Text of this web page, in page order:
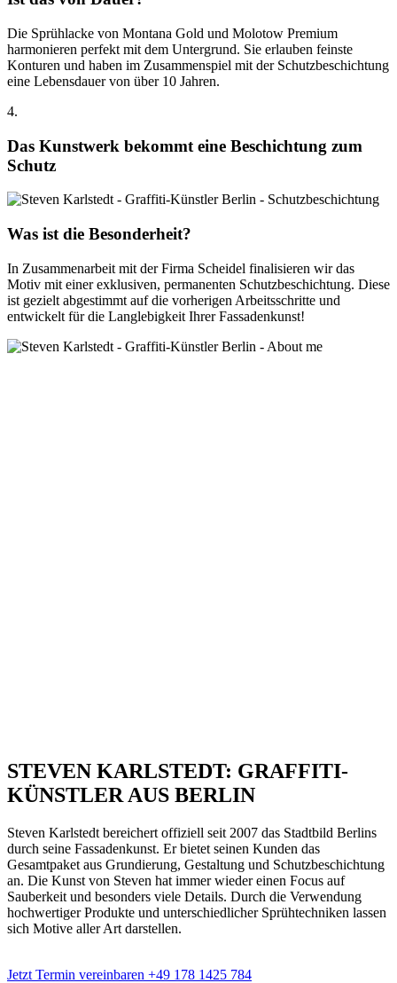
Die Sprühlacke von Montana Gold und Molotow Premium
harmonieren perfekt mit dem Untergrund. Sie erlauben feinste
Konturen und haben im Zusammenspiel mit der Schutzbeschichtung
eine Lebensdauer von über 10 Jahren.
4.
Das Kunstwerk bekommt eine Beschichtung zum
Schutz
Was ist die Besonderheit?
In Zusammenarbeit mit der Firma Scheidel finalisieren wir das
Motiv mit einer exklusiven, permanenten Schutzbeschichtung. Diese
ist gezielt abgestimmt auf die vorherigen Arbeitsschritte und
entwickelt für die Langlebigkeit Ihrer Fassadenkunst!
STEVEN KARLSTEDT: GRAFFITI-
KÜNSTLER AUS BERLIN
Steven Karlstedt bereichert offiziell seit 2007 das Stadtbild Berlins
durch seine Fassadenkunst. Er bietet seinen Kunden das
Gesamtpaket aus Grundierung, Gestaltung und Schutzbeschichtung
an. Die Kunst von Steven hat immer wieder einen Focus auf
Sauberkeit und besonders viele Details. Durch die Verwendung
hochwertiger Produkte und unterschiedlicher Sprühtechniken lassen
sich Motive aller Art darstellen.
Jetzt Termin vereinbaren +49 178 1425 784